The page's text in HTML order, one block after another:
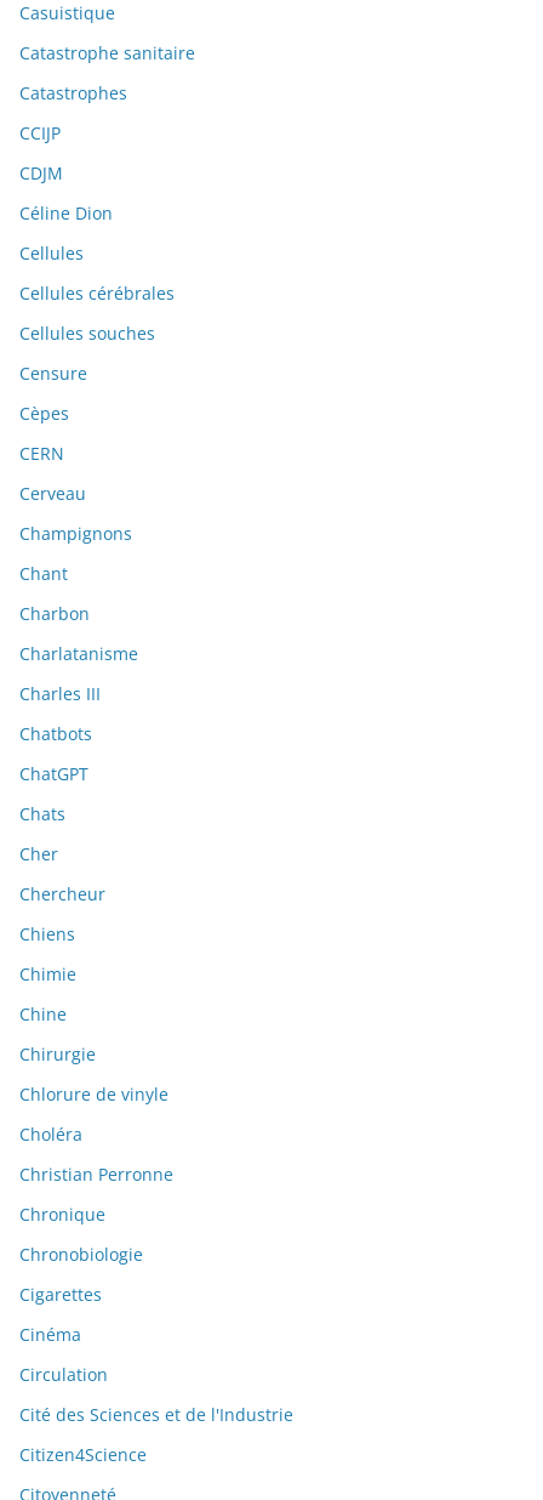
Casuistique
Catastrophe sanitaire
Catastrophes
CCIJP
CDJM
Céline Dion
Cellules
Cellules cérébrales
Cellules souches
Censure
Cèpes
CERN
Cerveau
Champignons
Chant
Charbon
Charlatanisme
Charles III
Chatbots
ChatGPT
Chats
Cher
Chercheur
Chiens
Chimie
Chine
Chirurgie
Chlorure de vinyle
Choléra
Christian Perronne
Chronique
Chronobiologie
Cigarettes
Cinéma
Circulation
Cité des Sciences et de l'Industrie
Citizen4Science
Citoyenneté